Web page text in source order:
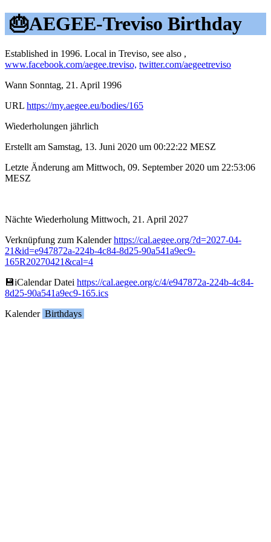
🎂AEGEE-Treviso Birthday
Established in 1996. Local in Treviso, see also ,
www.facebook.com/aegee.treviso, twitter.com/aegeetreviso
Wann Sonntag, 21. April 1996
URL https://my.aegee.eu/bodies/165
Wiederholungen jährlich
Erstellt am Samstag, 13. Juni 2020 um 00:22:22 MESZ
Letzte Änderung am Mittwoch, 09. September 2020 um 22:53:06
MESZ
Nächte Wiederholung Mittwoch, 21. April 2027
Verknüpfung zum Kalenderhttps://cal.aegee.org/?d=2027-04-
21&id=e947872a-224b-4c84-8d25-90a541a9ec9-
165R20270421&cal=4
💾︎iCalendar Datei https://cal.aegee.org/c/4/e947872a-224b-4c84-
8d25-90a541a9ec9-165.ics
Kalender Birthdays